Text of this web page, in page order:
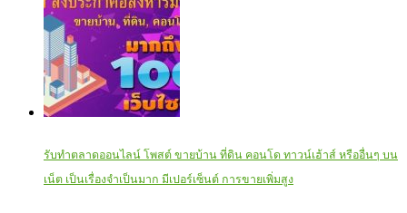
รับทำตลาดออนไลน์ โพสต์ ขายบ้าน ที่ดิน คอนโด ทาวน์เฮ้าส์ หรืออื่นๆ บน
เน็ต เป็นเรื่องจำเป็นมาก มีเปอร์เซ็นต์ การขายเพิ่มสูง